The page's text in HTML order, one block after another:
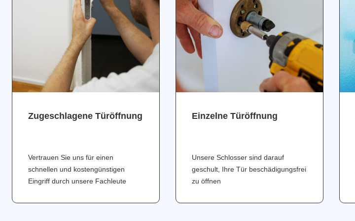
Zugeschlagene Türöffnung
Vertrauen Sie uns für einen
schnellen und kostengünstigen
Eingriff durch unsere Fachleute
Einzelne Türöffnung
Unsere Schlosser sind darauf
geschult, Ihre Tür beschädigungsfrei
zu öffnen